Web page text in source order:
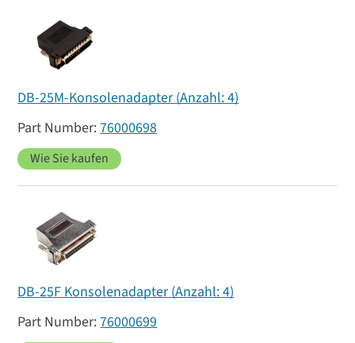
DB-25M-Konsolenadapter (Anzahl: 4)
76000698
Wie Sie kaufen
DB-25F Konsolenadapter (Anzahl: 4)
76000699